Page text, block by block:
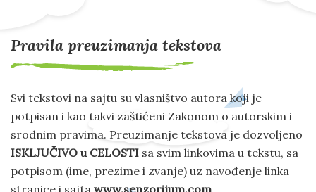
Pravila preuzimanja tekstova
Svi tekstovi na sajtu su vlasništvo autora koji je
potpisan i kao takvi zaštićeni Zakonom o autorskim i
srodnim pravima. Preuzimanje tekstova je dozvoljeno
ISKLJUČIVO u CELOSTI sa svim linkovima u tekstu, sa
potpisom (ime, prezime i zvanje) uz navođenje linka
stranice i sajta www.senzorijum.com